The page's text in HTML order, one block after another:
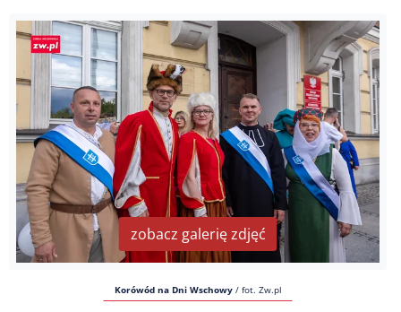
zobacz galerię zdjęć
Korówód na Dni Wschowy/ fot. Zw.pl